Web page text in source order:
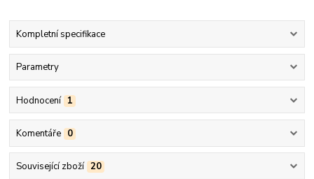
Kompletní specifikace
Parametry
Hodnocení 1
Komentáře 0
Související zboží 20